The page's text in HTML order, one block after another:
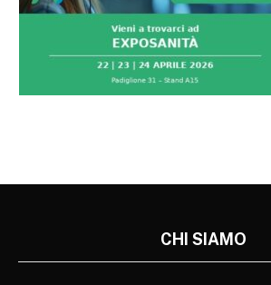
CHI SIAMO